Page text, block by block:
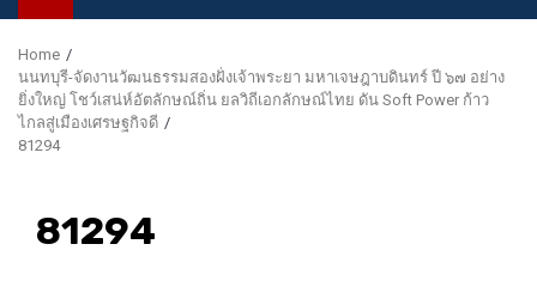
Menu
Home
นนทบุรี-จัดงานวัฒนธรรมสองฝั่งเจ้าพระยา มหาเจษฎาบดินทร์ ปี ๖๗ อย่าง
ยิ่งใหญ่ โชว์เสน่ห์อัตลักษณ์ถิ่น ยลวิถีเอกลักษณ์ไทย ดัน Soft Power ก้าว
ไกลสู่เมืองเศรษฐกิจดี
81294
81294